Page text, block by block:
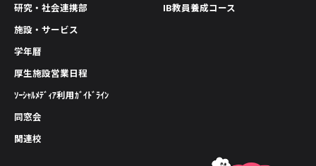
研究・社会連携部
IB教員養成コース
施設・サービス
学年暦
厚生施設営業日程
ｿｰｼｬﾙﾒﾃﾞｨｱ利用ｶﾞｲﾄﾞﾗｲﾝ
同窓会
関連校